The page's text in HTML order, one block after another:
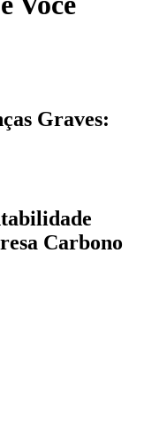
Graves:
Carbono